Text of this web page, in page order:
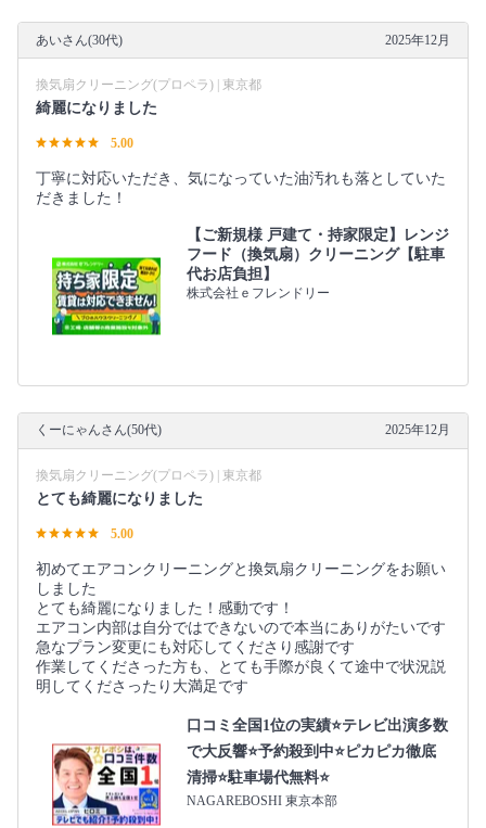
あいさん(30代) 2025年12月
換気扇クリーニング(プロペラ) | 東京都
綺麗になりました
5.00
丁寧に対応いただき、気になっていた油汚れも落としていた
だきました！
【ご新規様 戸建て・持家限定】レンジ
フード（換気扇）クリーニング【駐車
代お店負担】
株式会社ｅフレンドリー
くーにゃんさん(50代) 2025年12月
換気扇クリーニング(プロペラ) | 東京都
とても綺麗になりました
5.00
初めてエアコンクリーニングと換気扇クリーニングをお願い
しました
とても綺麗になりました！感動です！
エアコン内部は自分ではできないので本当にありがたいです
急なプラン変更にも対応してくださり感謝です
作業してくださった方も、とても手際が良くて途中で状況説
明してくださったり大満足です
口コミ全国1位の実績⭐テレビ出演多数
で大反響⭐予約殺到中⭐ピカピカ徹底
清掃⭐駐車場代無料⭐
NAGAREBOSHI 東京本部